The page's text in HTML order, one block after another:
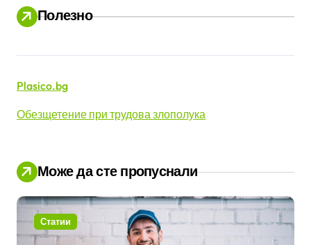
Полезно
Plasico.bg
Обезщетение при трудова злополука
Може да сте пропуснали
Статии